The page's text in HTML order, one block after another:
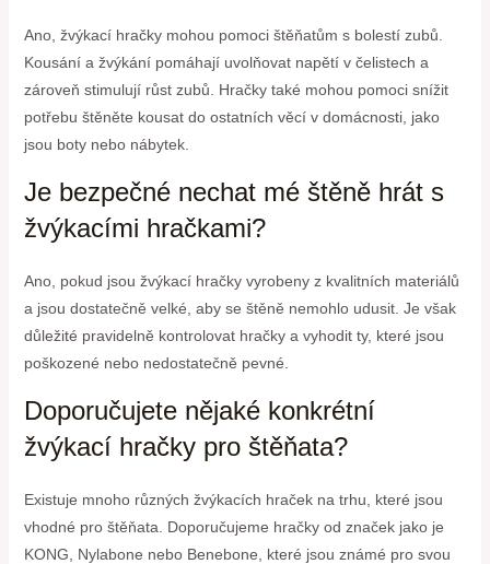
Ano, žvýkací hračky mohou pomoci štěňatům s bolestí zubů.
Kousání a žvýkání pomáhají uvolňovat napětí v čelistech a
zároveň stimulují růst zubů. Hračky také mohou pomoci snížit
potřebu štěněte kousat do ostatních věcí v domácnosti, jako
jsou boty nebo nábytek.
Je bezpečné nechat mé štěně hrát s
žvýkacími hračkami?
Ano, pokud jsou žvýkací hračky vyrobeny z kvalitních materiálů
a jsou dostatečně velké, aby se štěně nemohlo udusit. Je však
důležité pravidelně kontrolovat hračky a vyhodit ty, které jsou
poškozené nebo nedostatečně pevné.
Doporučujete nějaké konkrétní
žvýkací hračky pro štěňata?
Existuje mnoho různých žvýkacích hraček na trhu, které jsou
vhodné pro štěňata. Doporučujeme hračky od značek jako je
KONG, Nylabone nebo Benebone, které jsou známé pro svou